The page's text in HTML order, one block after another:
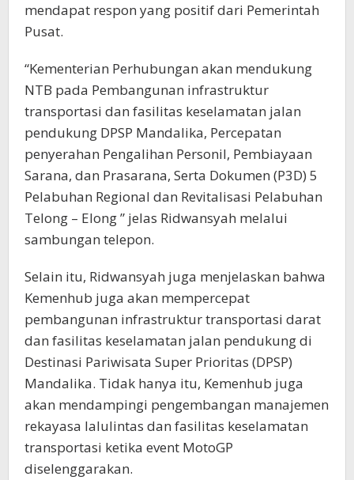
mendapat respon yang positif dari Pemerintah
Pusat.
“Kementerian Perhubungan akan mendukung
NTB pada Pembangunan infrastruktur
transportasi dan fasilitas keselamatan jalan
pendukung DPSP Mandalika, Percepatan
penyerahan Pengalihan Personil, Pembiayaan
Sarana, dan Prasarana, Serta Dokumen (P3D) 5
Pelabuhan Regional dan Revitalisasi Pelabuhan
Telong – Elong ” jelas Ridwansyah melalui
sambungan telepon.
Selain itu, Ridwansyah juga menjelaskan bahwa
Kemenhub juga akan mempercepat
pembangunan infrastruktur transportasi darat
dan fasilitas keselamatan jalan pendukung di
Destinasi Pariwisata Super Prioritas (DPSP)
Mandalika. Tidak hanya itu, Kemenhub juga
akan mendampingi pengembangan manajemen
rekayasa lalulintas dan fasilitas keselamatan
transportasi ketika event MotoGP
diselenggarakan.